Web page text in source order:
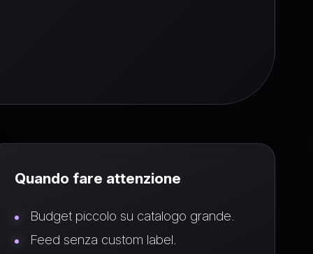
Quando fare attenzione
Budget piccolo su catalogo grande.
Feed senza custom label.